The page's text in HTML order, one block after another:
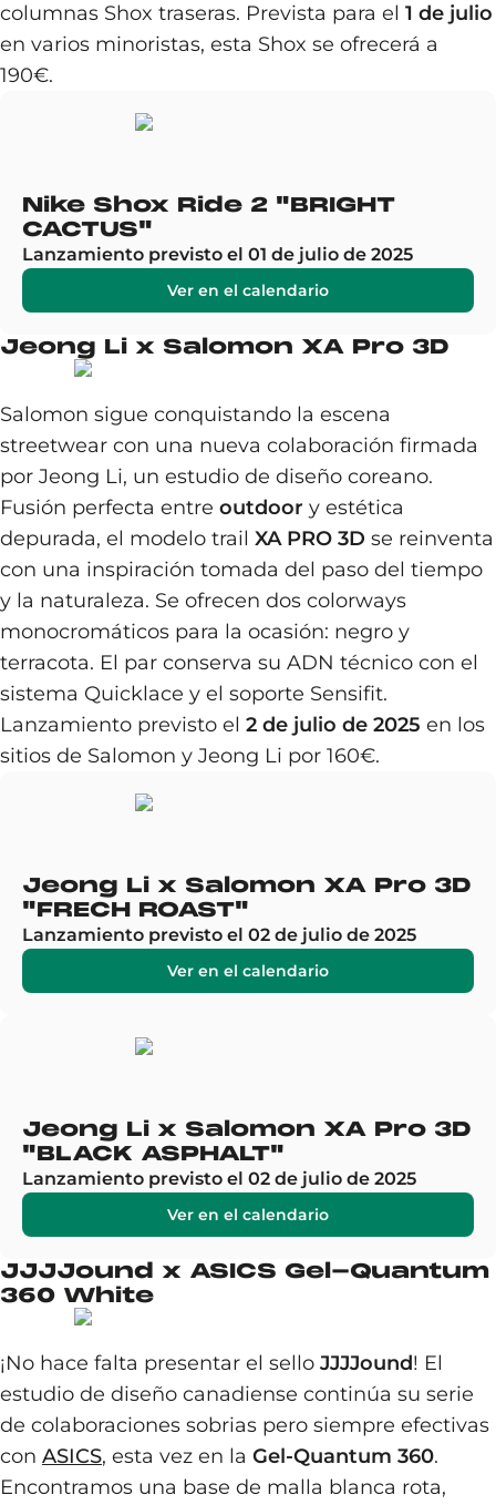
columnas Shox traseras. Prevista para el 1 de julio
en varios minoristas, esta Shox se ofrecerá a
190€.
Nike Shox Ride 2 "BRIGHT
CACTUS"
Lanzamiento previsto el 01 de julio de 2025
Ver en el calendario
Jeong Li x Salomon XA Pro 3D
Salomon sigue conquistando la escena
streetwear con una nueva colaboración firmada
por Jeong Li, un estudio de diseño coreano.
Fusión perfecta entre outdoor y estética
depurada, el modelo trail XA PRO 3D se reinventa
con una inspiración tomada del paso del tiempo
y la naturaleza. Se ofrecen dos colorways
monocromáticos para la ocasión: negro y
terracota. El par conserva su ADN técnico con el
sistema Quicklace y el soporte Sensifit.
Lanzamiento previsto el 2 de julio de 2025 en los
sitios de Salomon y Jeong Li por 160€.
Jeong Li x Salomon XA Pro 3D
"FRECH ROAST"
Lanzamiento previsto el 02 de julio de 2025
Ver en el calendario
Jeong Li x Salomon XA Pro 3D
"BLACK ASPHALT"
Lanzamiento previsto el 02 de julio de 2025
Ver en el calendario
JJJJound x ASICS Gel-Quantum
360 White
¡No hace falta presentar el sello JJJJound! El
estudio de diseño canadiense continúa su serie
de colaboraciones sobrias pero siempre efectivas
con ASICS, esta vez en la Gel-Quantum 360.
Encontramos una base de malla blanca rota,